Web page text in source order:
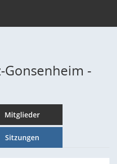
-
Mitglieder
Sitzungen